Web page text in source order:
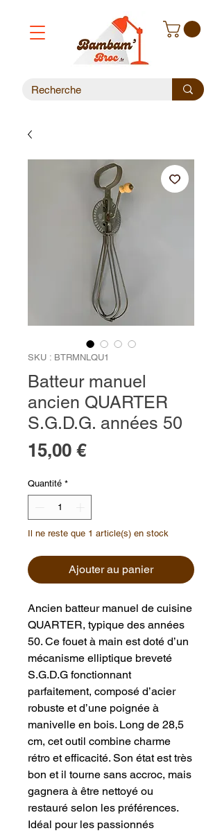
SKU : BTRMNLQU1
Batteur manuel
ancien QUARTER
S.G.D.G. années 50
15,00 €Prix
Quantité *
Il ne reste que 1 article(s) en stock
Ajouter au panier
Ancien batteur manuel de cuisine
QUARTER, typique des années
50. Ce fouet à main est doté d’un
mécanisme elliptique breveté
S.G.D.G fonctionnant
parfaitement, composé d’acier
robuste et d’une poignée à
manivelle en bois. Long de 28,5
cm, cet outil combine charme
rétro et efficacité. Son état est très
bon et il tourne sans accroc, mais
gagnera à être nettoyé ou
restauré selon les préférences.
Idéal pour les passionnés